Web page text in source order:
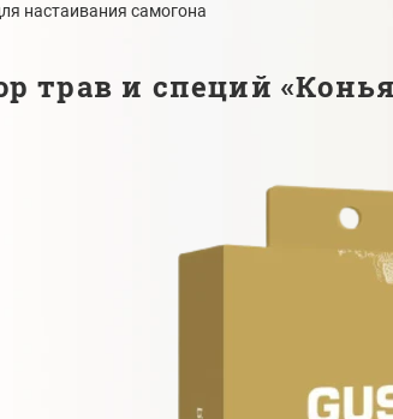
настаивания самогона
трав и специй